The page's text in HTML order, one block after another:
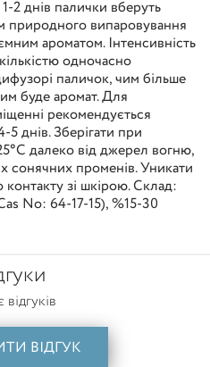
2 днів палички вберуть
природного випаровування
ароматом. Інтенсивність
одночасно
паличок, чим більше
буде аромат. Для
рекомендується
5 днів. Зберігати при
далеко від джерел вогню,
сонячних променів. Уникати
контакту зі шкірою. Склад:
No: 64-17-15), %15-30
ВІДГУК